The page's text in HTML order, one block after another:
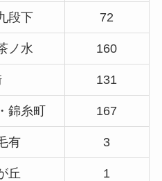
段下 72
ノ水 160
131
錦糸町 167
有 3
丘 1